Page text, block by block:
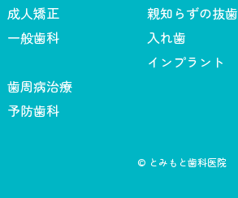
成人矯正
一般歯科
親知らずの抜歯
入れ歯
インプラント
歯周病治療
予防歯科
© とみもと歯科医院